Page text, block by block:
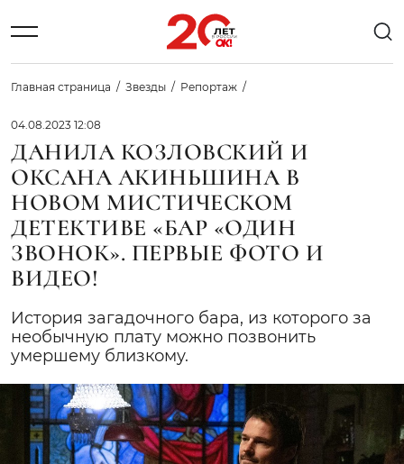
Главная страница Звезды Репортаж
04.08.2023 12:08
ДАНИЛА КОЗЛОВСКИЙ И
ОКСАНА АКИНЬШИНА В
НОВОМ МИСТИЧЕСКОМ
ДЕТЕКТИВЕ «БАР «ОДИН
ЗВОНОК». ПЕРВЫЕ ФОТО И
ВИДЕО!
История загадочного бара, из которого за
необычную плату можно позвонить
умершему близкому.